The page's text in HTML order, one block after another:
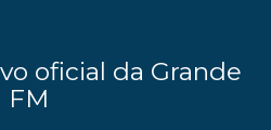
oficial da Grande
FM